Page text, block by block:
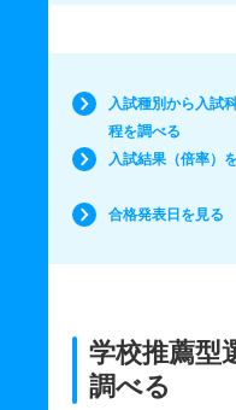
入試種別から入試
程を調べる
入試結果（倍率）
合格発表日を見る
学校推薦型
調べる